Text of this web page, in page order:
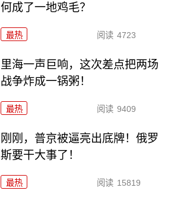
何成了一地鸡毛？
最热 阅读 4723
里海一声巨响，这次差点把两场
战争炸成一锅粥！
最热 阅读 9409
刚刚，普京被逼亮出底牌！俄罗
斯要干大事了！
最热 阅读 15819